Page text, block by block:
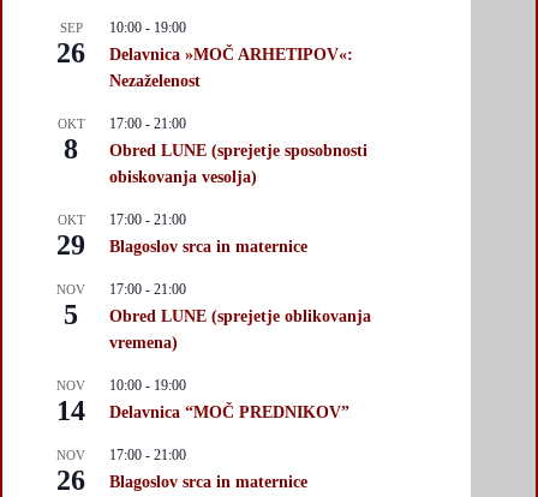
SEP
26
10:00 - 19:00
Delavnica »MOČ ARHETIPOV«:
Nezaželenost
OKT
8
17:00 - 21:00
Obred LUNE (sprejetje sposobnosti
obiskovanja vesolja)
OKT
29
17:00 - 21:00
Blagoslov srca in maternice
NOV
5
17:00 - 21:00
Obred LUNE (sprejetje oblikovanja
vremena)
NOV
14
10:00 - 19:00
Delavnica “MOČ PREDNIKOV”
NOV
26
17:00 - 21:00
Blagoslov srca in maternice